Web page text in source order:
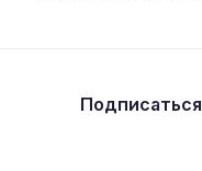
Подписаться